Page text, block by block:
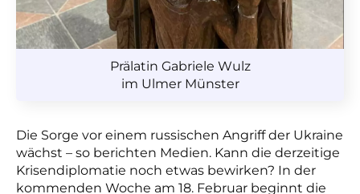
Prälatin Gabriele Wulz
im Ulmer Münster
Die Sorge vor einem russischen Angriff der Ukraine
wächst – so berichten Medien. Kann die derzeitige
Krisendiplomatie noch etwas bewirken? In der
kommenden Woche am 18. Februar beginnt die